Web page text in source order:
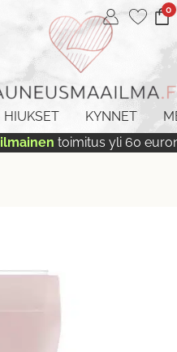
0
HIUKSET KYNNET
ilmainen toimitus yli 60